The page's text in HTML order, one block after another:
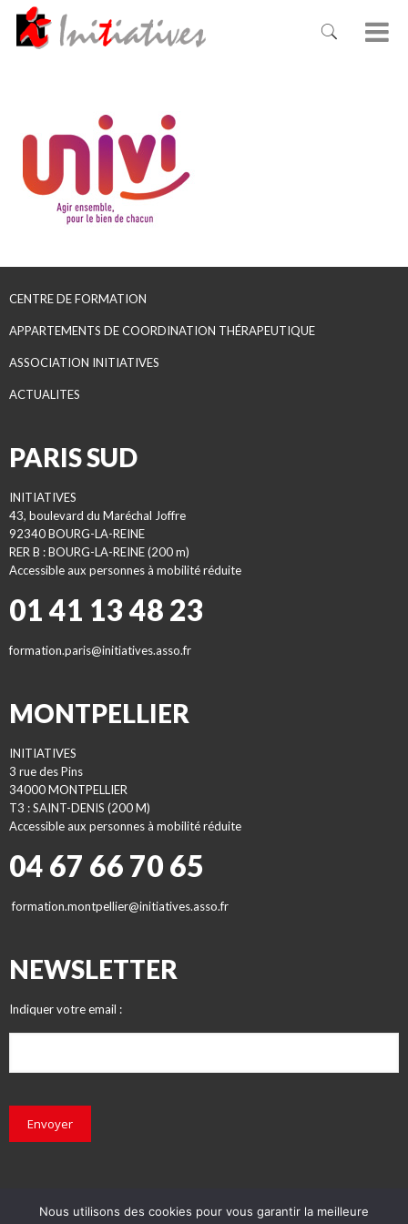
CENTRE DE FORMATION
APPARTEMENTS DE COORDINATION THÉRAPEUTIQUE
ASSOCIATION INITIATIVES
ACTUALITES
PARIS SUD
INITIATIVES
43, boulevard du Maréchal Joffre
92340 BOURG-LA-REINE
RER B : BOURG-LA-REINE (200 m)
Accessible aux personnes à mobilité réduite
01 41 13 48 23
formation.paris@initiatives.asso.fr
MONTPELLIER
INITIATIVES
3 rue des Pins
34000 MONTPELLIER
T3 : SAINT-DENIS (200 M)
Accessible aux personnes à mobilité réduite
04 67 66 70 65
formation.montpellier@initiatives.asso.fr
NEWSLETTER
Indiquer votre email :
Envoyer
Nous utilisons des cookies pour vous garantir la meilleure